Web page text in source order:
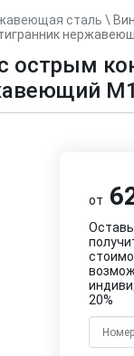
сталь \
острым
от
20%